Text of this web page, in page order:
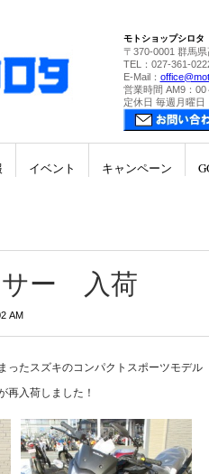
モトショップシロタ
〒370-0001 群馬
TEL：027-361-
E-Mail：
営業時間 AM9：00
定休日 毎週月曜日
イベント キャンペーン
ー 入荷
AM
ったスズキのコンパクトスポーツモデル
再入荷しました！